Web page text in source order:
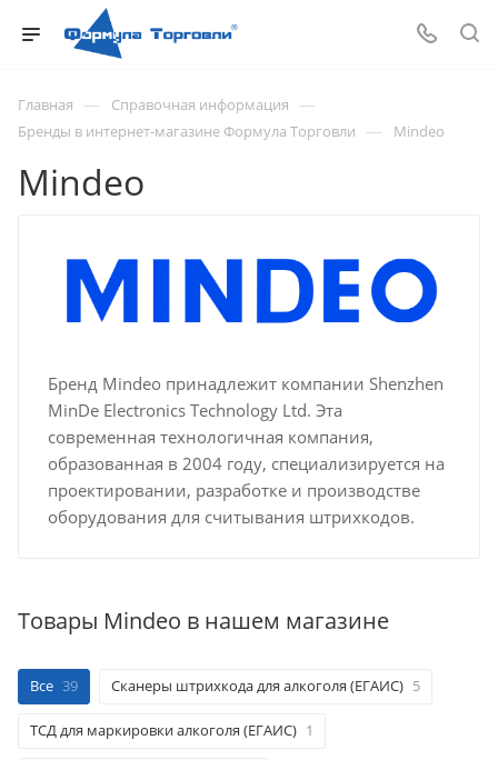
Главная — Справочная информация —
Бренды в интернет-магазине Формула Торговли — Mindeo
Mindeo
Бренд Mindeo принадлежит компании Shenzhen
MinDe Electronics Technology Ltd. Эта
современная технологичная компания,
образованная в 2004 году, специализируется на
проектировании, разработке и производстве
оборудования для считывания штрихкодов.
Товары Mindeo в нашем магазине
Все 39 Сканеры штрихкода для алкоголя (ЕГАИС) 5
ТСД для маркировки алкоголя (ЕГАИС) 1